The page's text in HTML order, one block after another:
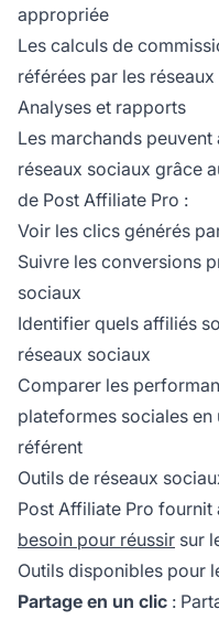
appropriée
Les calculs de
référées par les
Analyses et rapports
Les marchands
réseaux sociaux grâce
de Post Affiliate Pro :
Voir les clics générés
Suivre les conversions
sociaux
Identifier quels affiliés
réseaux sociaux
Comparer les
plateformes sociales
référent
Outils de réseaux
Post Affiliate Pro
besoin pour réussir sur
Outils disponibles pour
Partage en un clic :